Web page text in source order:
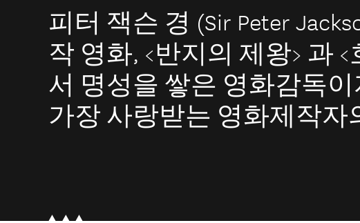
피터 잭슨 경 (Sir Peter
작 영화, <반지의 제왕> 과
서 명성을 쌓은 영화감독
가장 사랑받는 영화제작자